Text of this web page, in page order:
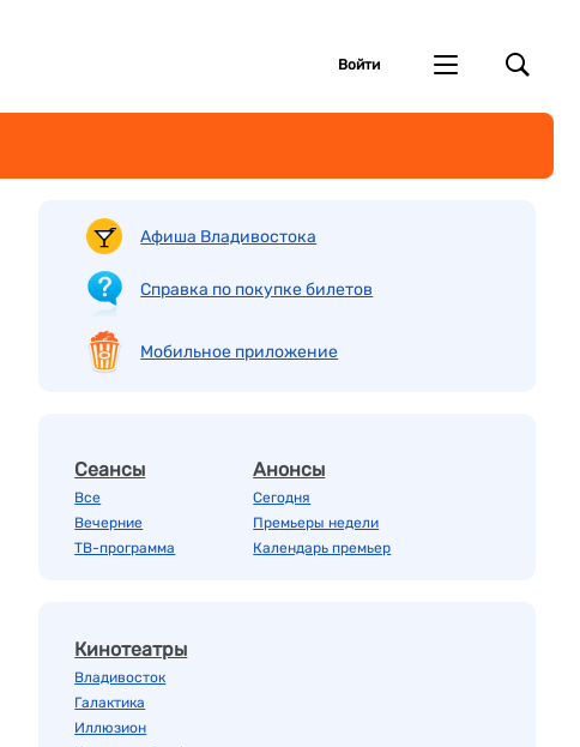
Войти
Афиша Владивостока
Справка по покупке билетов
Мобильное приложение
Сеансы
Все
Вечерние
ТВ-программа
Анонсы
Сегодня
Премьеры недели
Календарь премьер
Кинотеатры
Владивосток
Галактика
Иллюзион